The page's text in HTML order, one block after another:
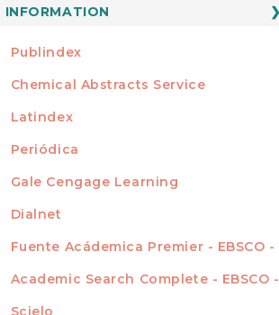
INFORMATION
For Readers
For Librarians
INDEXADA EN
Publindex
Chemical Abstracts Service
Latindex
Periódica
Gale Cengage Learning
Dialnet
Fuente Acádemica Premier - EBSCO -
Academic Search Complete - EBSCO -
Scielo